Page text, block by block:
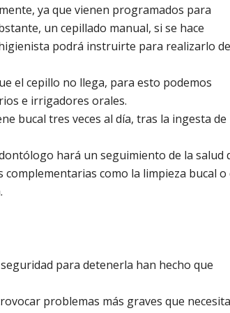
ya que vienen programados para
un cepillado manual, si se hace
podrá instruirte para realizarlo
el cepillo no llega, para esto podemos
e irrigadores orales.
bucal tres veces al día, tras la ingesta de
hará un seguimiento de la salud
como la limpieza bucal o
para detenerla han hecho que
problemas más graves que